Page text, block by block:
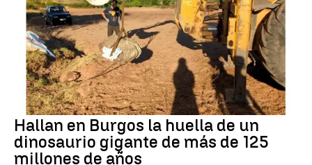
Hallan en Burgos la huella de un
dinosaurio gigante de más de 125
millones de años